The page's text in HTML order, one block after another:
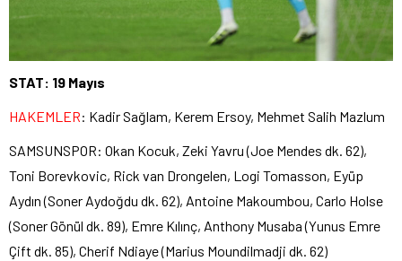
STAT: 19 Mayıs
HAKEMLER: Kadir Sağlam, Kerem Ersoy, Mehmet Salih Mazlum
SAMSUNSPOR: Okan Kocuk, Zeki Yavru (Joe Mendes dk. 62),
Toni Borevkovic, Rick van Drongelen, Logi Tomasson, Eyüp
Aydın (Soner Aydoğdu dk. 62), Antoine Makoumbou, Carlo Holse
(Soner Gönül dk. 89), Emre Kılınç, Anthony Musaba (Yunus Emre
Çift dk. 85), Cherif Ndiaye (Marius Moundilmadji dk. 62)